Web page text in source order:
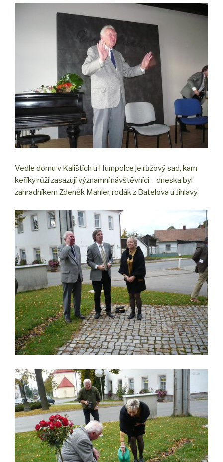
Vedle domu v Kalištích u Humpolce je růžový sad, kam
keříky růží zasazují významní návštěvníci – dneska byl
zahradníkem Zdeněk Mahler, rodák z Batelova u Jihlavy.